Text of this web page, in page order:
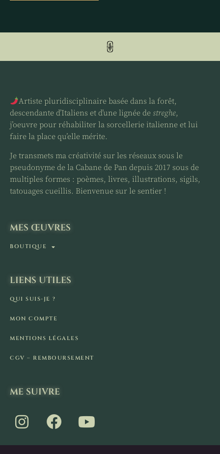
Artiste pluridisciplinaire basée dans la forêt,
descendante d’Italiens et d’une lignée de streghe,
j’oeuvre pour réhabiliter la sorcellerie italienne et lui
faire la place qu’elle mérite.
Je transmets ma créativité sur les réseaux sous le
pseudonyme de la Cabane de Pan depuis 2017 sous de
multiples formes : poèmes, livres, illustrations, sigils,
tatouages cueillis. Bienvenue sur le sentier !
MES ŒUVRES
BOUTIQUE
LIENS UTILES
QUI SUIS-JE ?
MON COMPTE
MENTIONS LÉGALES
CGV – REMBOURSEMENT
ME SUIVRE